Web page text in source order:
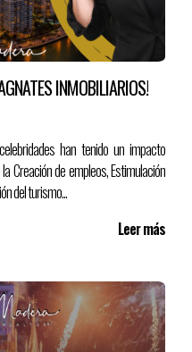
corredor económico.
o familias buscando
ser el motor que sostendrá
la próxima década.
las oportunidades están
INMOBILIARIOS!
han tenido un impacto
Creación de empleos, Estimulación
del turismo...
Leer más